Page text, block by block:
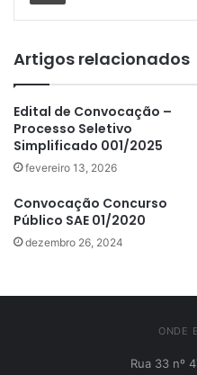
Artigos relacionados
Edital de Convocação –
Processo Seletivo
Simplificado 001/2025
fevereiro 13, 2026
Convocação Concurso
Público SAE 01/2020
dezembro 26, 2024
ONDE
Rua 33 nº